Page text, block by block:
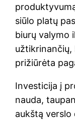
siūlo platų
biurų valymo
užtikrinančių,
prižiūrėta
Investicija į
nauda,
aukštą